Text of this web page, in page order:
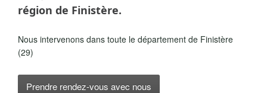
région de Finistère.
Nous intervenons dans toute le département de Finistère
(29)
Prendre rendez-vous avec nous